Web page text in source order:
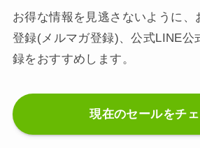
お得な情報を見逃さないように、
登録(メルマガ登録)、公式LINE公
録をおすすめします。
現在のセールをチ